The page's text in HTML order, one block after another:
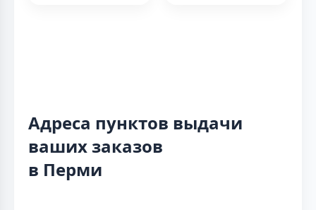
Адреса пунктов выдачи
ваших заказов
в Перми